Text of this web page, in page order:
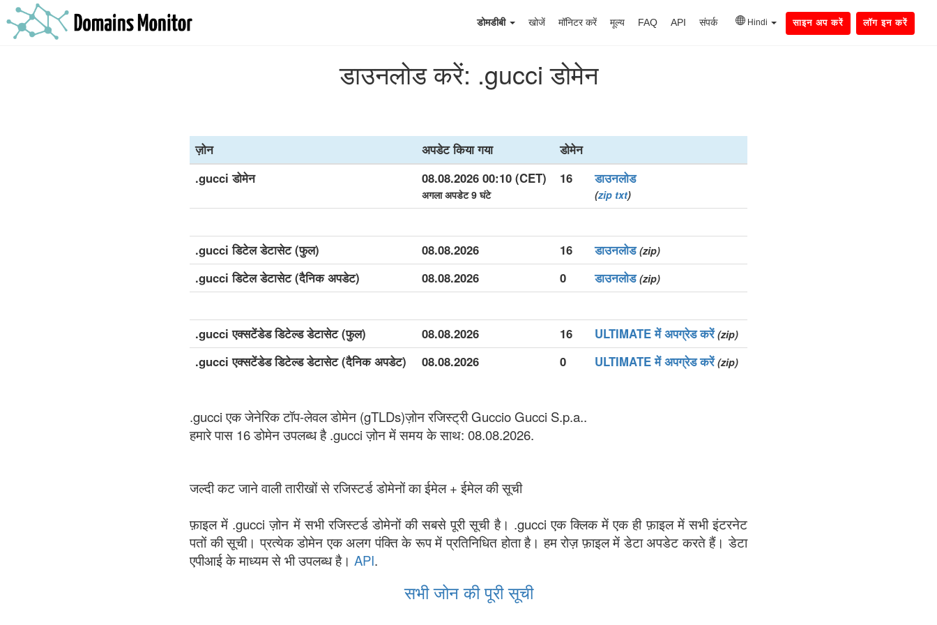
डोमडीबी खोजें मॉनिटर करें मूल्य FAQ API संपर्क Hindi साइन अप करें लॉग इन करें
डाउनलोड करें: .gucci डोमेन
ज़ोन अपडेट किया गया
डोमेन
.gucci डोमेन
08.08.2026 00:10 (CET)
अगला अपडेट 9 घंटे
16 डाउनलोड
(zip txt)
.gucci डिटेल डेटासेट (फुल) 08.08.2026 16 डाउनलोड (zip)
.gucci डिटेल डेटासेट (दैनिक अपडेट) 08.08.2026 0 डाउनलोड (zip)
.gucci एक्सटेंडेड डिटेल्ड डेटासेट (फुल) 08.08.2026 16 ULTIMATE में अपग्रेड करें (zip)
.gucci एक्सटेंडेड डिटेल्ड डेटासेट (दैनिक अपडेट) 08.08.2026 0 ULTIMATE में अपग्रेड करें (zip)
.gucci एक जेनेरिक टॉप-लेवल डोमेन (gTLDs)ज़ोन रजिस्ट्री Guccio Gucci S.p.a..
हमारे पास 16 डोमेन उपलब्ध है .gucci ज़ोन में समय के साथ: 08.08.2026.
जल्दी कट जाने वाली तारीखों से रजिस्टर्ड डोमेनों का ईमेल + ईमेल की सूची
फ़ाइल में .gucci ज़ोन में सभी रजिस्टर्ड डोमेनों की सबसे पूरी सूची है। .gucci एक क्लिक में एक ही फ़ाइल में सभी इंटरनेट
पतों की सूची। प्रत्येक डोमेन एक अलग पंक्ति के रूप में प्रतिनिधित होता है। हम रोज़ फ़ाइल में डेटा अपडेट करते हैं। डेटा
एपीआई के माध्यम से भी उपलब्ध है। API.
सभी जोन की पूरी सूची